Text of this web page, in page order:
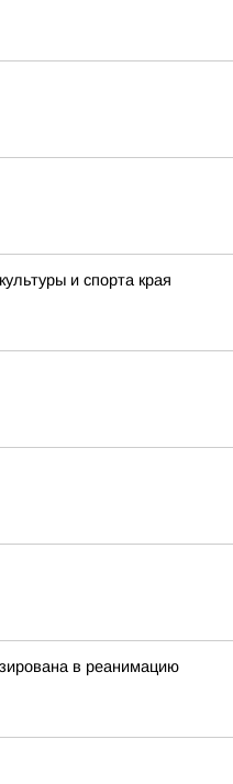
и спорта края
в реанимацию